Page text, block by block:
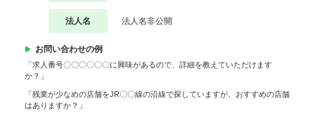
法人名 法人名非公開
お問い合わせの例
「求人番号〇〇〇〇〇〇に興味があるので、詳細を教えていただけます
か？」
「残業が少なめの店舗をJR〇〇線の沿線で探していますが、おすすめの店舗
はありますか？」